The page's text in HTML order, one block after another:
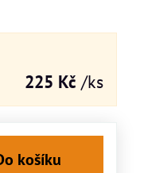
225 Kč /ks
Do košíku